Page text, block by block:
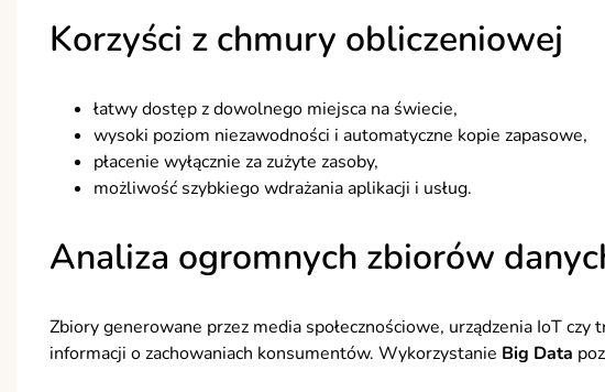
Korzyści z chmury obliczeniowej
łatwy dostęp z dowolnego miejsca na świecie,
wysoki poziom niezawodności i automatyczne kopie zapasowe,
płacenie wyłącznie za zużyte zasoby,
możliwość szybkiego wdrażania aplikacji i usług.
Analiza ogromnych zbiorów
Zbiory generowane przez media społecznościowe, urządzenia IoT czy
informacji o zachowaniach konsumentów. Wykorzystanie Big Data